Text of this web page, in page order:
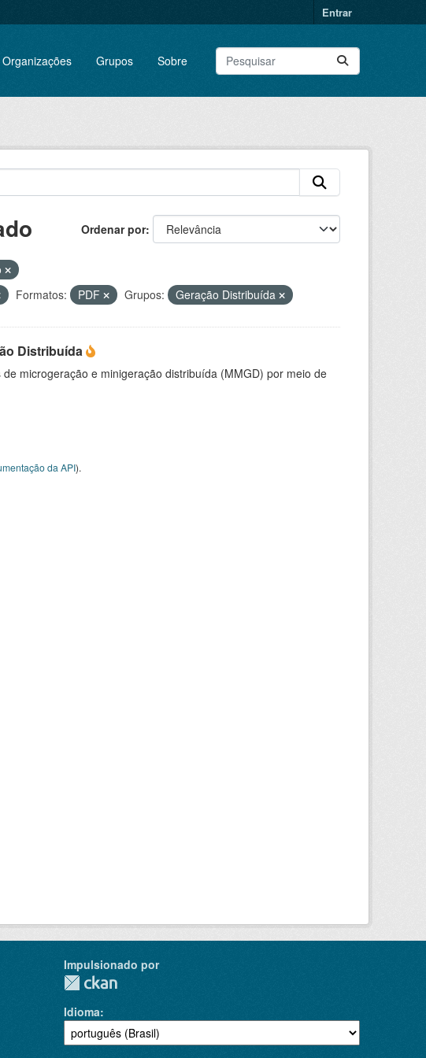
Entrar
Organizações Grupos Sobre
Ordenar por
Formatos: PDF Grupos: Geração Distribuída
Distribuída
microgeração e minigeração distribuída (MMGD) por meio de
da API).
Impulsionado por
Idioma